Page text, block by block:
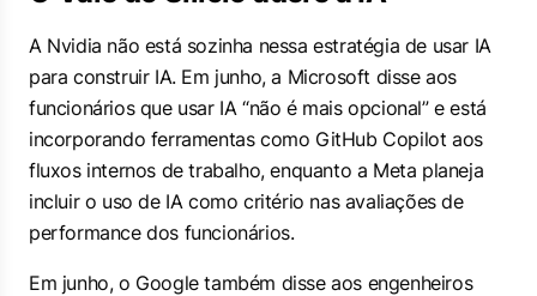
A Nvidia não está sozinha nessa estratégia de usar IA
para construir IA. Em junho, a Microsoft disse aos
funcionários que usar IA “não é mais opcional” e está
incorporando ferramentas como GitHub Copilot aos
fluxos internos de trabalho, enquanto a Meta planeja
incluir o uso de IA como critério nas avaliações de
performance dos funcionários.
Em junho, o Google também disse aos engenheiros